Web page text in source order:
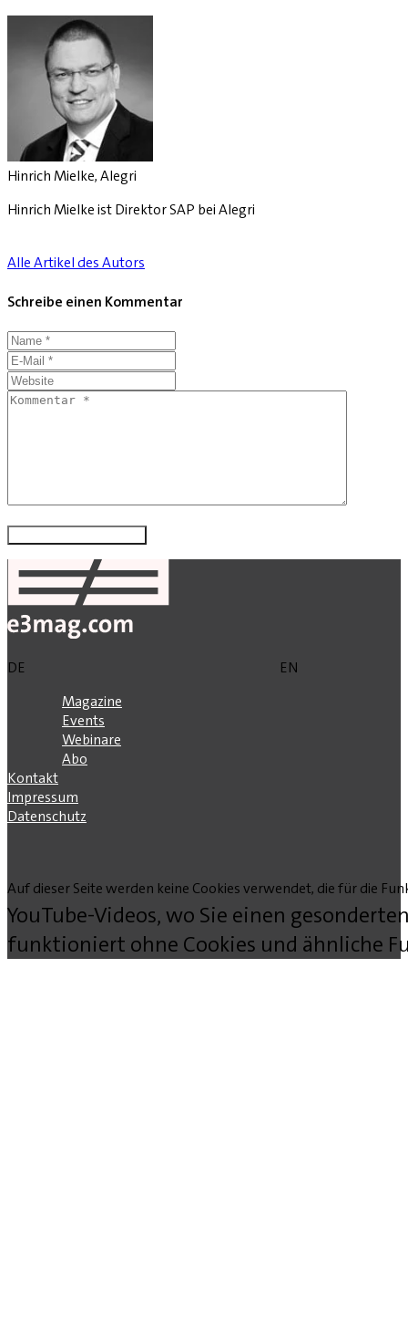
Hinrich Mielke, Alegri
Hinrich Mielke ist Direktor SAP bei Alegri
Alle Artikel des Autors
Schreibe einen Kommentar
DE
EN
Magazine
Events
Webinare
Abo
Kontakt
Impressum
Datenschutz
Auf dieser Seite werden keine Cookies verwendet, die für die
YouTube-Videos, wo Sie einen
funktioniert ohne Cookies und ähnliche